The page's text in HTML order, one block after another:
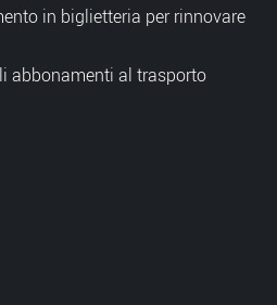
in biglietteria per rinnovare
abbonamenti al trasporto